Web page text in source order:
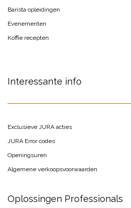
Barista opleidingen
Evenementen
Koffie recepten
Interessante info
Exclusieve JURA acties
JURA Error codes
Openingsuren
Algemene verkoopsvoorwaarden
Oplossingen Professionals